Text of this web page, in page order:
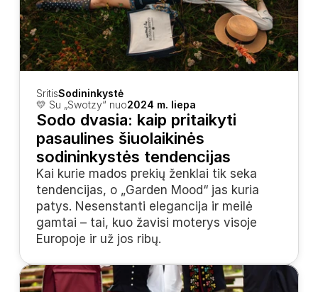
SritisSodininkystė
💛 Su „Swotzy“ nuo2024 m. liepa
Sodo dvasia: kaip pritaikyti
pasaulines šiuolaikinės
sodininkystės tendencijas
Kai kurie mados prekių ženklai tik seka
tendencijas, o „Garden Mood“ jas kuria
patys. Nesenstanti elegancija ir meilė
gamtai – tai, kuo žavisi moterys visoje
Europoje ir už jos ribų.